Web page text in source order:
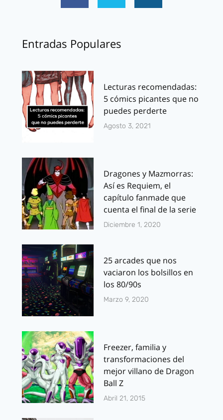
Entradas Populares
Lecturas recomendadas:
5 cómics picantes que no
puedes perderte
Agosto 3, 2021
Dragones y Mazmorras:
Así es Requiem, el
capítulo fanmade que
cuenta el final de la serie
Diciembre 1, 2020
25 arcades que nos
vaciaron los bolsillos en
los 80/90s
Marzo 9, 2020
Freezer, familia y
transformaciones del
mejor villano de Dragon
Ball Z
Abril 21, 2015